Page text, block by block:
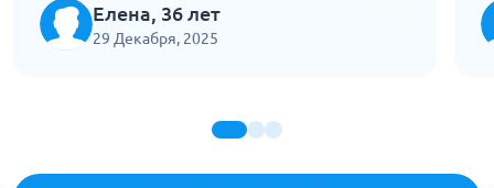
мешала мероприятию, но была всегда на
месте. Хорошо, что была такая
Елена, 36 лет
29 Декабря, 2025